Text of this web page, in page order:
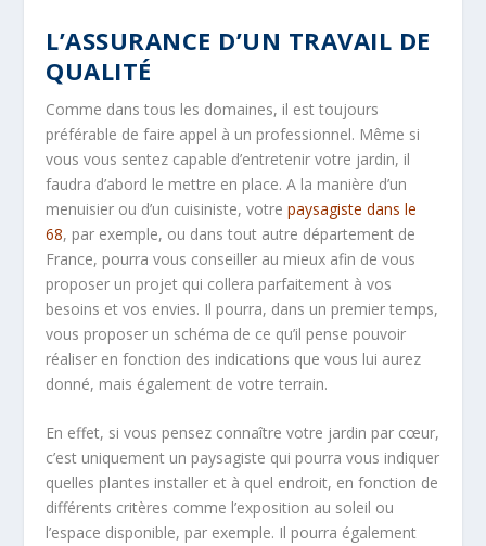
L’ASSURANCE D’UN TRAVAIL DE
QUALITÉ
Comme dans tous les domaines, il est toujours
préférable de faire appel à un professionnel. Même si
vous vous sentez capable d’entretenir votre jardin, il
faudra d’abord le mettre en place. A la manière d’un
menuisier ou d’un cuisiniste, votrepaysagiste dans le
68, par exemple, ou dans tout autre département de
France, pourra vous conseiller au mieux afin de vous
proposer un projet qui collera parfaitement à vos
besoins et vos envies. Il pourra, dans un premier temps,
vous proposer un schéma de ce qu’il pense pouvoir
réaliser en fonction des indications que vous lui aurez
donné, mais également de votre terrain.
En effet, si vous pensez connaître votre jardin par cœur,
c’est uniquement un paysagiste qui pourra vous indiquer
quelles plantes installer et à quel endroit, en fonction de
différents critères comme l’exposition au soleil ou
l’espace disponible, par exemple. Il pourra également